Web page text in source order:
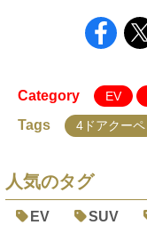
Category EV
Tags 4ドアクーペ
人気のタグ
EV SUV